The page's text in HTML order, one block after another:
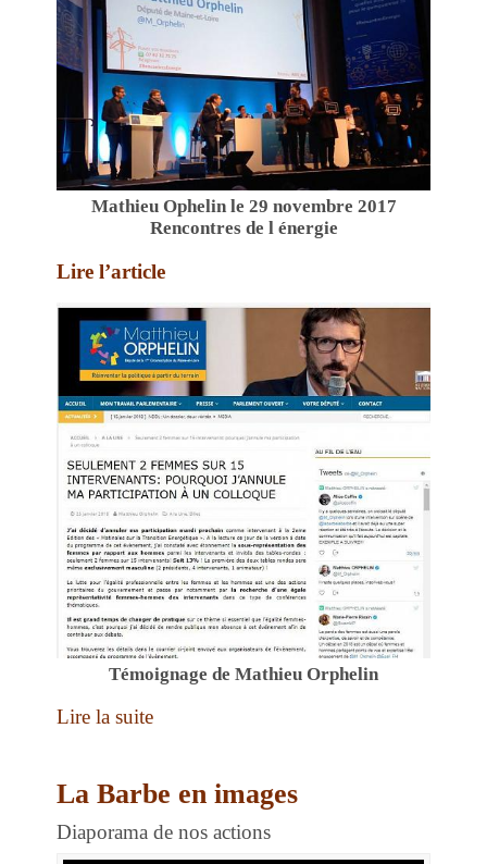
Mathieu Ophelin le 29 novembre 2017
Rencontres de l énergie
Lire l’article
Témoignage de Mathieu Orphelin
Lire la suite
La Barbe en images
Diaporama de nos actions